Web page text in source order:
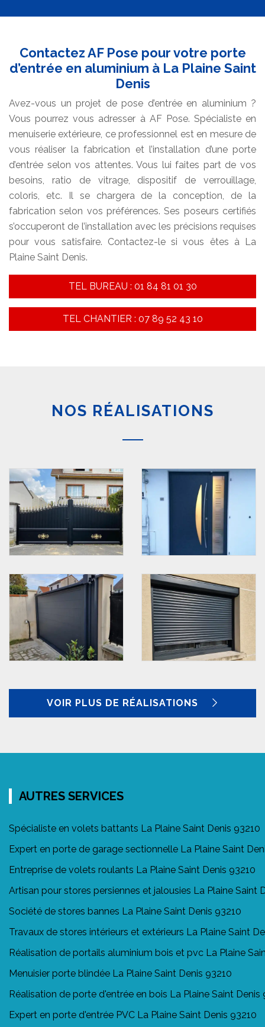
Contactez AF Pose pour votre porte
d’entrée en aluminium à La Plaine Saint
Denis
Avez-vous un projet de pose d’entrée en aluminium ?
Vous pourrez vous adresser à AF Pose. Spécialiste en
menuiserie extérieure, ce professionnel est en mesure de
vous réaliser la fabrication et l’installation d’une porte
d’entrée selon vos attentes. Vous lui faites part de vos
besoins, ratio de vitrage, dispositif de verrouillage,
coloris, etc. Il se chargera de la conception, de la
fabrication selon vos préférences. Ses poseurs certifiés
s’occuperont de l’installation avec les précisions requises
pour vous satisfaire. Contactez-le si vous êtes à La
Plaine Saint Denis.
TEL BUREAU : 01 84 81 01 30
TEL CHANTIER : 07 89 52 43 10
NOS RÉALISATIONS
VOIR PLUS DE RÉALISATIONS
AUTRES SERVICES
Spécialiste en volets battants La Plaine Saint Denis 93210
Expert en porte de garage sectionnelle La Plaine Saint
Entreprise de volets roulants La Plaine Saint Denis 93210
Artisan pour stores persiennes et jalousies La Plaine Saint
Société de stores bannes La Plaine Saint Denis 93210
Travaux de stores intérieurs et extérieurs La Plaine Saint
Réalisation de portails aluminium bois et pvc La Plaine
Menuisier porte blindée La Plaine Saint Denis 93210
Réalisation de porte d'entrée en bois La Plaine Saint Denis
Expert en porte d'entrée PVC La Plaine Saint Denis 93210